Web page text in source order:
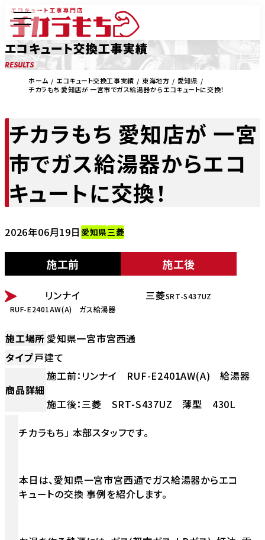
エコキュート交換工事実績
RESULTS
ホーム エコキュート交換工事実績 東海地方
愛知県
チカラもち 愛知店が 一宮市でガス給湯器からエコキュートに交換！
チカラもち 愛知店が 一宮
市でガス給湯器からエコ
キュートに交換！
2026年06月19日 愛知県三菱
施工前
BEFOREリンナイ
RUF-E2401AW(A) ガス給湯器
施工後
AFTER
三菱SRT-S437UZ
施工場所 愛知県一宮市宮西通
タイプ戸建て
商品詳細
施工前：リンナイ RUF-E2401AW(A) 給湯器
施工後：三菱 SRT-S437UZ 薄型 430L
チカラもち」 本部スタッフです。
本日は、愛知県一宮市宮西通でガス給湯器からエコ
キュートの交換 事例を紹介します。